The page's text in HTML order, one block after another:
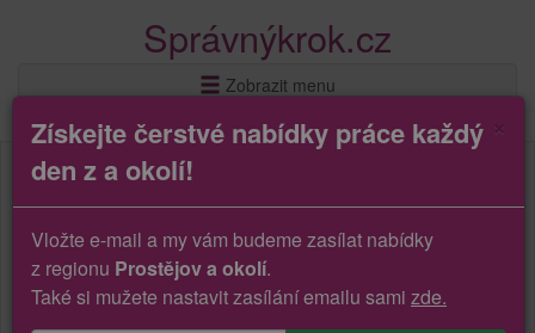
Správnýkrok.cz
Zobrazit menu
Získejte čerstvé nabídky práce každý
den z a okolí!
Vložte e-mail a my vám budeme zasílat nabídky
z regionu Prostějov a okolí.
Také si mužete nastavit zasílání emailu sami zde.